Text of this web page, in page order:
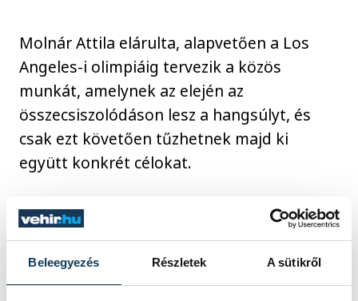
Beleegyezés Részletek A sütikről
Molnár Attila elárulta, alapvetően a Los
Angeles-i olimpiáig tervezik a közös
munkát, amelynek az elején az
összecsiszolódáson lesz a hangsúlyt, és
csak ezt követően tűzhetnek majd ki
együtt konkrét célokat.
A svájci Meuwlyt 2023-ban a Nemzetközi
Atlétikai Szövetség a világ legjobb
edzőjének választotta, csoportjában
mások mellett ott van olimpiai és